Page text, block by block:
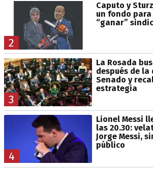
2
Caputo y
un fondo
“ganar”
3
La Rosada
después de
Senado y
estrategia
4
Lionel Messi
las 20.30:
Jorge Messi,
público